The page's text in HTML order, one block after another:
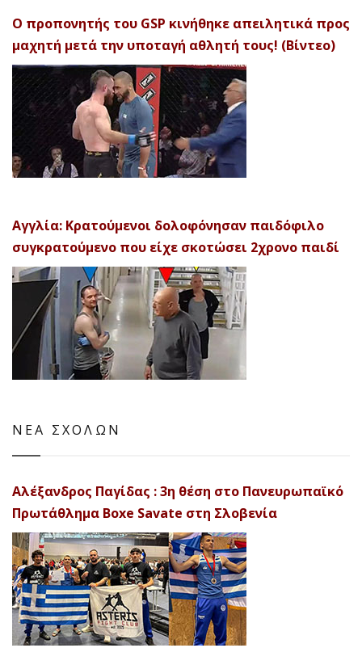
Ο προπονητής του GSP κινήθηκε απειλητικά προς
μαχητή μετά την υποταγή αθλητή τους! (Βίντεο)
Αγγλία: Κρατούμενοι δολοφόνησαν παιδόφιλο
συγκρατούμενο που είχε σκοτώσει 2χρονο παιδί
ΝΕΑ ΣΧΟΛΩΝ
Αλέξανδρος Παγίδας : 3η θέση στο Πανευρωπαϊκό
Πρωτάθλημα Boxe Savate στη Σλοβενία